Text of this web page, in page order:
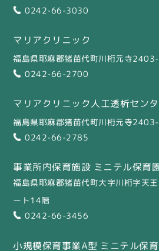
0242-66-3030
マリアクリニック
福島県耶麻郡猪苗代町川桁元寺
0242-66-2700
マリアクリニック人工透析セン
福島県耶麻郡猪苗代町川桁元寺
0242-66-2785
事業所内保育施設 ミニテル保育
福島県耶麻郡猪苗代町大字川桁字天
ート14階
0242-66-3456
小規模保育事業A型 ミニテル保